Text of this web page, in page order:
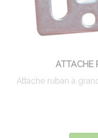
ATTACHE
Attache ruban à